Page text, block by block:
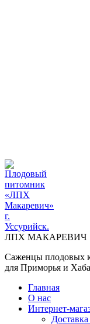
ЛПХ МАКАРЕВИЧ
Саженцы плодовых
для Приморья и
Главная
О нас
Интернет-